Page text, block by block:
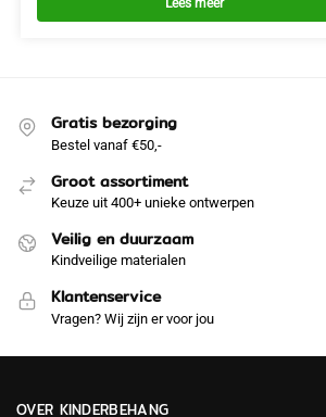
Lees meer
Gratis bezorging
Bestel vanaf €50,-
Groot assortiment
Keuze uit 400+ unieke ontwerpen
Veilig en duurzaam
Kindveilige materialen
Klantenservice
Vragen? Wij zijn er voor jou
OVER KINDERBEHANG